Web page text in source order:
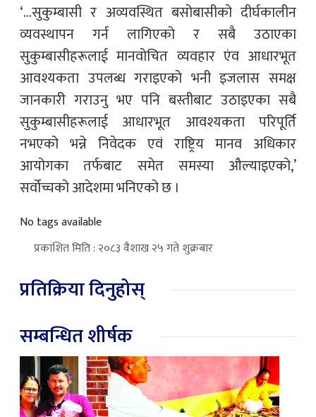
‘…सुकुम्बासी र अव्यवस्थित बसोबासीको दीर्घकालीन
व्यवस्थापन गर्न लागिएको र सबै उठाएका
सुकुम्बासीहरूलाई मानवोचित व्यवहार एंव आधारभूत
आवश्यकता उपलब्ध गराइएको भनी इजलास समक्ष
जानकारी गराउनु भए पनि बस्तीबाट उठाइएका सबै
सुकुम्बासीहरूलाई आधारभूत आवश्यकता परिपूर्ति
नभएको भन्ने निवेदक एवं राष्ट्रिय मानव अधिकार
आयोगका तर्फबाट समेत समस्या औल्याइएको,’
सर्वोच्चको आदेशमा भनिएको छ ।
No tags available
प्रकाशित मिति : २०८३ वैशाख २५ गते शुक्रबार
प्रतिक्रिया दिनुहोस्
सम्बन्धित शीर्षक